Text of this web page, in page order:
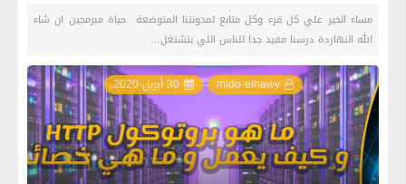
مساء الخير علي كل قرء وكل متابع لمدونتنا المتوضعة حياة مبرمجين ان شاء
الله النهاردة درسنا مفيد جدا للناس اللي بتشتغل…
mido elhawy 30 أبريل 2020